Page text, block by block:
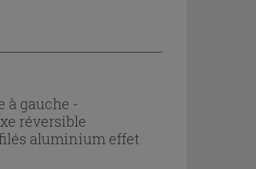
à gauche -
réversible
aluminium effet